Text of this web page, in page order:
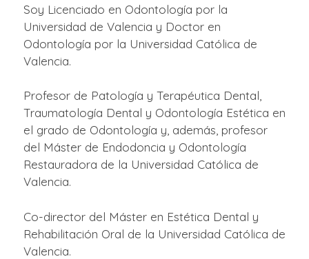
Soy Licenciado en Odontología por la
Universidad de Valencia y Doctor en
Odontología por la Universidad Católica de
Valencia.
Profesor de Patología y Terapéutica Dental,
Traumatología Dental y Odontología Estética en
el grado de Odontología y, además, profesor
del Máster de Endodoncia y Odontología
Restauradora de la Universidad Católica de
Valencia.
Co-director del Máster en Estética Dental y
Rehabilitación Oral de la Universidad Católica de
Valencia.